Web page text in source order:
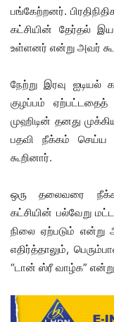
பங்கேற்றனர்.
கட்சியின் தேர்தல்
உள்ளனர் என்று அவர்
நேற்று இரவு
குழப்பம்
முஹிடின் தனது
பதவி நீக்கம் செய்ய
கூறினார்.
ஒரு தலைவரை
கட்சியின் பல்வேறு
நிலை ஏற்படும் என்று
எதிர்த்தாலும்,
“டான் ஸ்ரீ வாழ்க”